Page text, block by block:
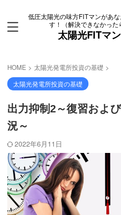
低圧太陽光の味方FITマンがあ
す！（解決できなかった
太陽光FITマ
HOME > 太陽光発電所投資の基礎 >
太陽光発電所投資の基礎
出力抑制2～復習およ
況～
2022年6月11日